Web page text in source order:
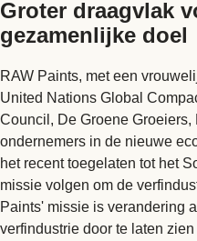
Groter draagvlak
gezamenlijke doel
RAW Paints, met een
United Nations Global
Council, De Groene
ondernemers in de nieuwe
het recent toegelaten tot het
missie volgen om de
Paints' missie is verandering
verfindustrie door te laten